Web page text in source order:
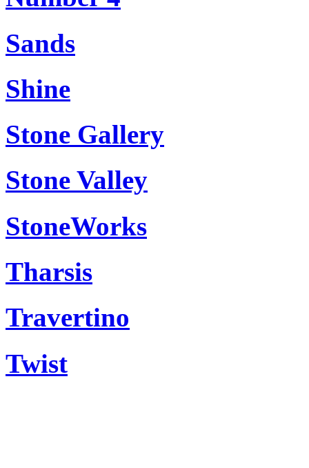
Sands
Shine
Stone Gallery
Stone Valley
StoneWorks
Tharsis
Travertino
Twist